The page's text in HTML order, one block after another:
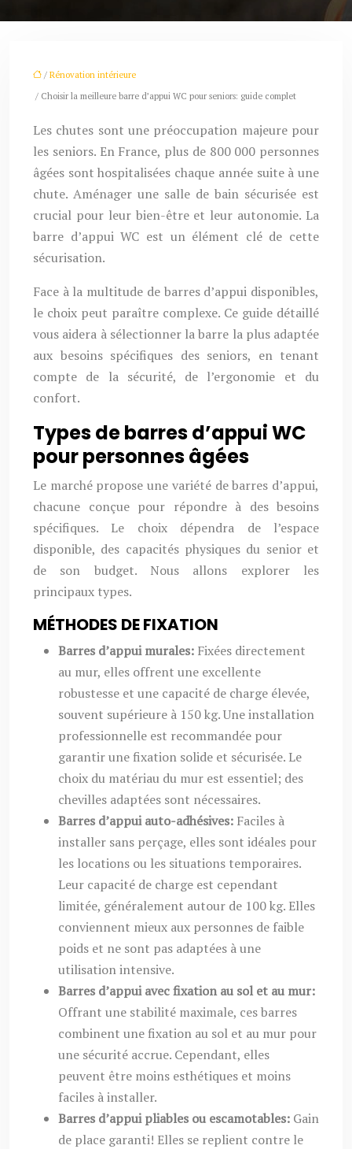
/ Rénovation intérieure
/ Choisir la meilleure barre d’appui WC pour seniors: guide complet
Les chutes sont une préoccupation majeure pour
les seniors. En France, plus de 800 000 personnes
âgées sont hospitalisées chaque année suite à une
chute. Aménager une salle de bain sécurisée est
crucial pour leur bien-être et leur autonomie. La
barre d’appui WC est un élément clé de cette
sécurisation.
Face à la multitude de barres d’appui disponibles,
le choix peut paraître complexe. Ce guide détaillé
vous aidera à sélectionner la barre la plus adaptée
aux besoins spécifiques des seniors, en tenant
compte de la sécurité, de l’ergonomie et du
confort.
Types de barres d’appui WC
pour personnes âgées
Le marché propose une variété de barres d’appui,
chacune conçue pour répondre à des besoins
spécifiques. Le choix dépendra de l’espace
disponible, des capacités physiques du senior et
de son budget. Nous allons explorer les
principaux types.
MÉTHODES DE FIXATION
Barres d’appui murales: Fixées directement
au mur, elles offrent une excellente
robustesse et une capacité de charge élevée,
souvent supérieure à 150 kg. Une installation
professionnelle est recommandée pour
garantir une fixation solide et sécurisée. Le
choix du matériau du mur est essentiel; des
chevilles adaptées sont nécessaires.
Barres d’appui auto-adhésives: Faciles à
installer sans perçage, elles sont idéales pour
les locations ou les situations temporaires.
Leur capacité de charge est cependant
limitée, généralement autour de 100 kg. Elles
conviennent mieux aux personnes de faible
poids et ne sont pas adaptées à une
utilisation intensive.
Barres d’appui avec fixation au sol et au mur:
Offrant une stabilité maximale, ces barres
combinent une fixation au sol et au mur pour
une sécurité accrue. Cependant, elles
peuvent être moins esthétiques et moins
faciles à installer.
Barres d’appui pliables ou escamotables: Gain
de place garanti! Elles se replient contre le